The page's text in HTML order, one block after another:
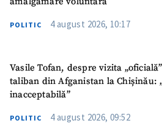
POLITIC 4 august 2026, 10:17
Vasile Tofan, despre vizita
taliban din Afganistan la Chișinău:
inacceptabilă”
POLITIC 4 august 2026, 09:52